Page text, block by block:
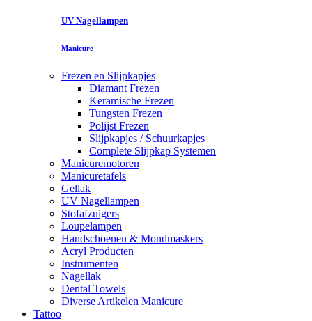
UV Nagellampen
Manicure
Frezen en Slijpkapjes
Diamant Frezen
Keramische Frezen
Tungsten Frezen
Polijst Frezen
Slijpkapjes / Schuurkapjes
Complete Slijpkap Systemen
Manicuremotoren
Manicuretafels
Gellak
UV Nagellampen
Stofafzuigers
Loupelampen
Handschoenen & Mondmaskers
Acryl Producten
Instrumenten
Nagellak
Dental Towels
Diverse Artikelen Manicure
Tattoo